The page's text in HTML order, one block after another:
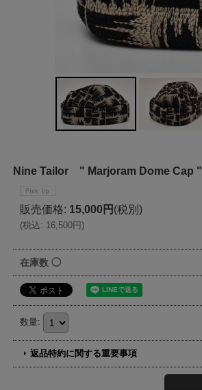
Nine Tailor " Marjoram Dome
販売価格: 15,000円 (税別)
(税込: 16,500円)
在庫数 ◯
数量:
返品特約に関する重要事項